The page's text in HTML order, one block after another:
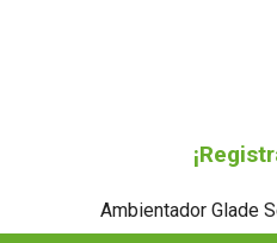
Ambientador Glade